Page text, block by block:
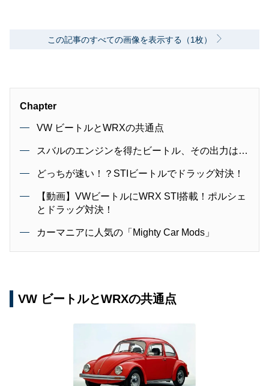
この記事のすべての画像を表示する（1枚）
Chapter
VW ビートルとWRXの共通点
スバルのエンジンを得たビートル、その出力は…
どっちが速い！？STIビートルでドラッグ対決！
【動画】VWビートルにWRX STI搭載！ポルシェ
とドラッグ対決！
カーマニアに人気の「Mighty Car Mods」
VW ビートルとWRXの共通点